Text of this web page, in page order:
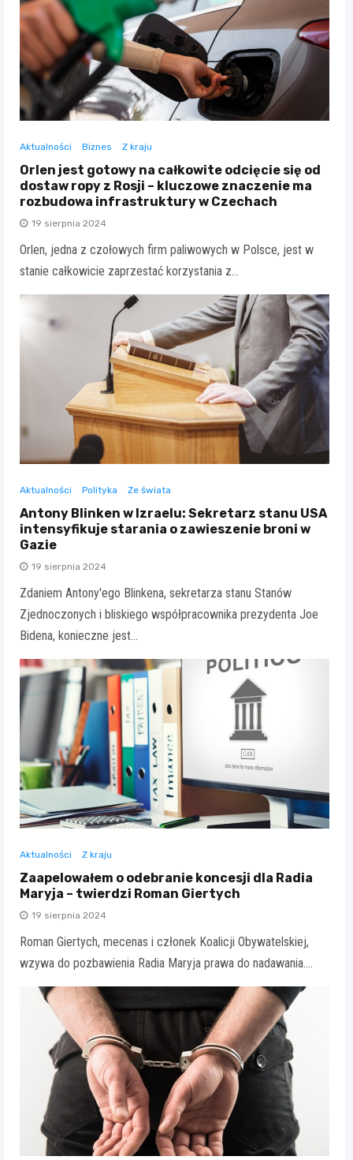
Aktualności Biznes Z kraju
Orlen jest gotowy na całkowite odcięcie się od
dostaw ropy z Rosji – kluczowe znaczenie ma
rozbudowa infrastruktury w Czechach
19 sierpnia 2024
Orlen, jedna z czołowych firm paliwowych w Polsce, jest w
stanie całkowicie zaprzestać korzystania z…
Aktualności Polityka Ze świata
Antony Blinken w Izraelu: Sekretarz stanu USA
intensyfikuje starania o zawieszenie broni w
Gazie
19 sierpnia 2024
Zdaniem Antony'ego Blinkena, sekretarza stanu Stanów
Zjednoczonych i bliskiego współpracownika prezydenta Joe
Bidena, konieczne jest…
Aktualności Z kraju
Zaapelowałem o odebranie koncesji dla Radia
Maryja – twierdzi Roman Giertych
19 sierpnia 2024
Roman Giertych, mecenas i członek Koalicji Obywatelskiej,
wzywa do pozbawienia Radia Maryja prawa do nadawania.…